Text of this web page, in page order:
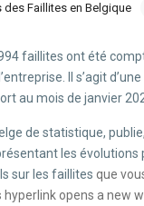
des Faillites en Belgique
faillites ont été
Il s’agit
au mois de janvier
de statistique,
les évolutions
sur les faillites que
hyperlink opens a new